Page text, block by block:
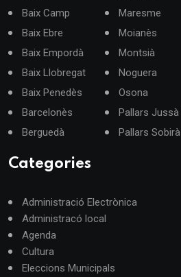
Baix Camp
Baix Ebre
Baix Empordà
Baix Llobregat
Baix Penedès
Barcelonès
Berguedà
Maresme
Moianès
Montsià
Noguera
Osona
Pallars Jussà
Pallars Sobirà
Categories
Administració Electrònica
Administracó local
Agenda
Cultura
Eleccions Municipals